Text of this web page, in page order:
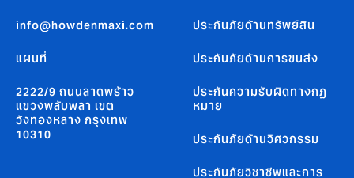
info@howdenmaxi.com
แผนที่
2222/9 ถนนลาดพร้าว
แขวงพลับพลา เขต
วังทองหลาง กรุงเทพ
10310
ประกันภัยด้านทรัพย์สิน
ประกันภัยด้านการขนส่ง
ประกันความรับผิดทางกฏ
หมาย
ประกันภัยด้านวิศวกรรม
ประกันภัยวิชาชีพและการ